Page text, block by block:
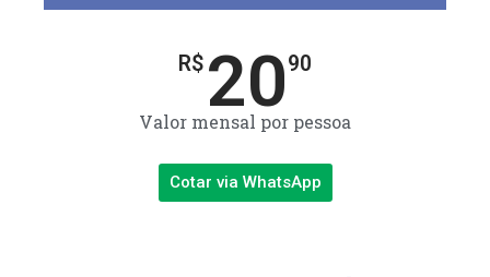
R$ 2090
Valor mensal por pessoa
Cotar via WhatsApp